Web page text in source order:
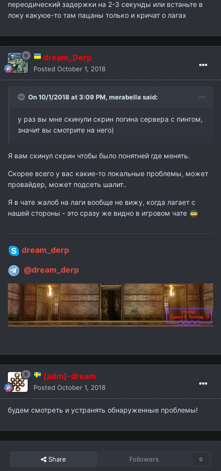
переодический задержки на 2-3 секунды или встаньте в
локу какуюе-то там пацаны только и кричат о лагах
dream_Derp
Posted October 1, 2018
On 10/1/2018 at 3:09 PM, merabella said:
у раз вы мне скинули скрин логина сервера с пингом,
значит вы смотрите на него)
Я вам скинул скрин чтобы было понятней где менять.
Скорее всего у вас какие-то локальные проблемы, может
провайдер, может подсеть шалит..
Я в чате жалоб на лаги вообще не вижу, когда лагает с
нашей стороны - это сразу же видно в игровом чате
dream_derp
@dream_derp
[adm]-dream
Posted October 1, 2018
будем смотреть и устранять обнаруженные проблемы!
Share Followers 0